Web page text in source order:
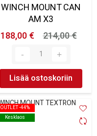
WINCH MOUNT CAN
AM X3
188,00 €
214,00 €
Lisää ostoskoriin
OUTLET -44%
Kesklaos
OUTLET -44%
Kesklaos